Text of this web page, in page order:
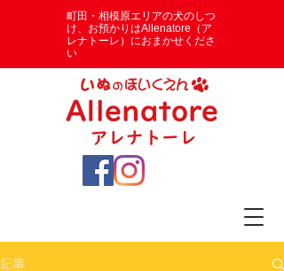
​町田・相模原エリアの犬のしつ
け、お預かりはAllenatore（ア
レナトーレ）におまかせくださ
い
記事